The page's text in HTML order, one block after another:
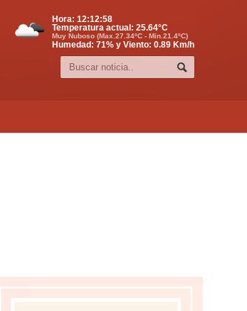
Hora: 12:12:59
Temperatura actual: 25.64°C
Muy Nuboso (Max.27.34ºC - Min.21.4ºC)
Humedad: 71% y Viento: 0.89 Km/h